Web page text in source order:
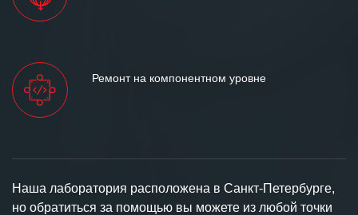
Ремонт на компонентном уровне
Наша лаборатория расположена в Санкт-Петербурге,
но обратиться за помощью вы можете из любой точки